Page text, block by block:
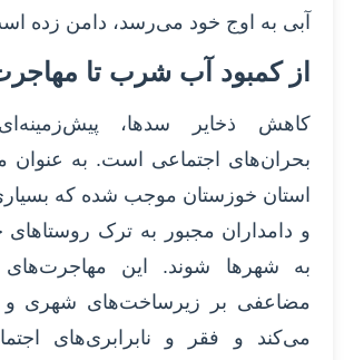
آبی به اوج خود می‌رسد، دامن زده
از کمبود آب شرب تا
کاهش ذخایر سدها،
بحران‌های اجتماعی است. به عنوان
استان خوزستان موجب شده که
و دامداران مجبور به ترک
به شهرها شوند. این مهاجرت‌های
مضاعفی بر زیرساخت‌های شهری و
می‌کند و فقر و نابرابری‌های